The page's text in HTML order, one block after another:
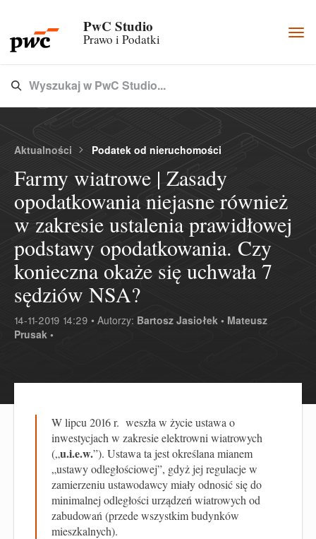
PwC Studio
Prawo i Podatki
Type 3 or more characters for results.
Wyszukaj w PwC Studio...
Aktualności Podatek od nieruchomości
Farmy wiatrowe | Zasady
opodatkowania niejasne również
w zakresie ustalenia prawidłowej
podstawy opodatkowania. Czy
konieczna okaże się uchwała 7
sędziów NSA?
14-11-2019 14:29 • Autorzy: Bartosz Jasiołek • Mateusz
Prusak •
W lipcu 2016 r. weszła w życie ustawa o
inwestycjach w zakresie elektrowni wiatrowych
(„u.i.e.w.”). Ustawa ta jest określana mianem
„ustawy odległościowej”, gdyż jej regulacje w
zamierzeniu ustawodawcy miały odnosić się do
minimalnej odległości urządzeń wiatrowych od
zabudowań (przede wszystkim budynków
mieszkalnych).